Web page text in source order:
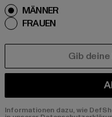
MÄNNER
FRAUEN
Informationen dazu, wie